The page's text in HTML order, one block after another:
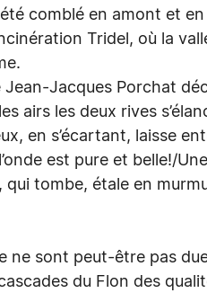
comblé en amont et en
Tridel, où la
Jean-Jacques Porchat
airs les deux rives
en s’écartant, laisse
est pure et belle!/
tombe, étale en
ne sont peut-être pas
du Flon des